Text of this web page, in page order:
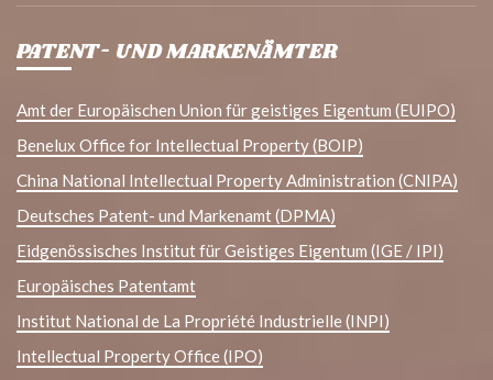
PATENT- UND MARKENÄMTER
Amt der Europäischen Union für geistiges Eigentum (EUIPO)
Benelux Office for Intellectual Property (BOIP)
China National Intellectual Property Administration (CNIPA)
Deutsches Patent- und Markenamt (DPMA)
Eidgenössisches Institut für Geistiges Eigentum (IGE / IPI)
Europäisches Patentamt
Institut National de La Propriété Industrielle (INPI)
Intellectual Property Office (IPO)